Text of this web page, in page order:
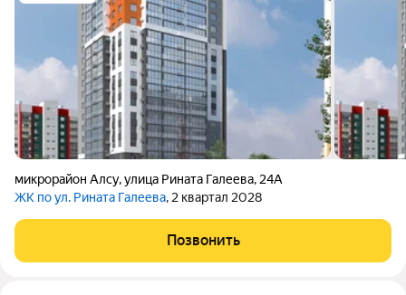
микрорайон Алсу,улица Рината Галеева, 24А
ЖК по ул. Рината Галеева, 2 квартал 2028
Позвонить